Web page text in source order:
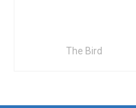
The Bird